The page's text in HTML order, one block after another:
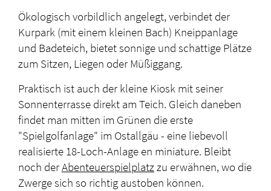
Ökologisch vorbildlich angelegt, verbindet der
Kurpark (mit einem kleinen Bach) Kneippanlage
und Badeteich, bietet sonnige und schattige Plätze
zum Sitzen, Liegen oder Müßiggang.
Praktisch ist auch der kleine Kiosk mit seiner
Sonnenterrasse direkt am Teich. Gleich daneben
findet man mitten im Grünen die erste
"Spielgolfanlage" im Ostallgäu - eine liebevoll
realisierte 18-Loch-Anlage en miniature. Bleibt
noch derAbenteuerspielplatzzu erwähnen, wo die
Zwerge sich so richtig austoben können.